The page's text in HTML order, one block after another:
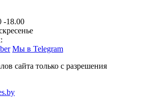
-18.00
Мы в Telegram
сайта только с разрешения